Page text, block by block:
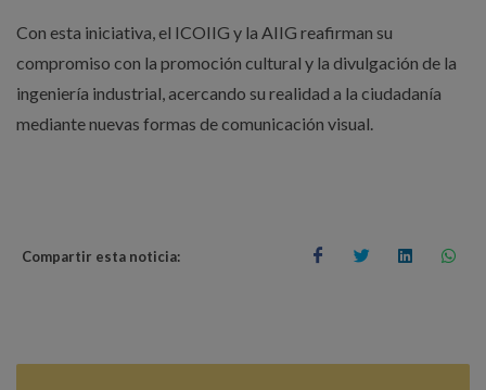
Con esta iniciativa, el ICOIIG y la AIIG reafirman su
compromiso con la promoción cultural y la divulgación de la
ingeniería industrial, acercando su realidad a la ciudadanía
mediante nuevas formas de comunicación visual.
Compartir esta noticia: